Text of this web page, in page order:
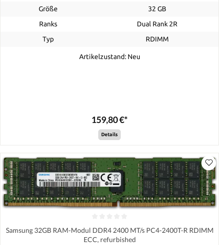
Größe
32 GB
Ranks
Dual Rank 2R
Typ
RDIMM
Artikelzustand: Neu
159,80 €*
Details
Samsung 32GB RAM-Modul DDR4 2400 MT/s PC4-2400T-R RDIMM
ECC, refurbished